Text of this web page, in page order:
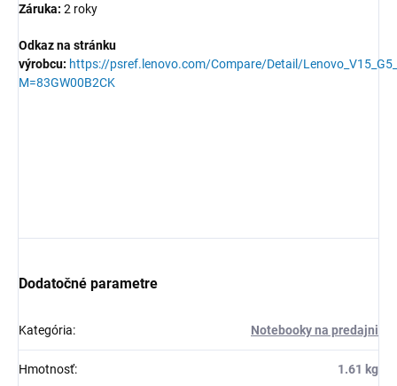
Záruka: 2 roky
Odkaz na stránku
výrobcu: https://psref.lenovo.com/Compare/Detail/
M=83GW00B2CK
Dodatočné parametre
Kategória: Notebooky na predajni
Hmotnosť: 1.61 kg